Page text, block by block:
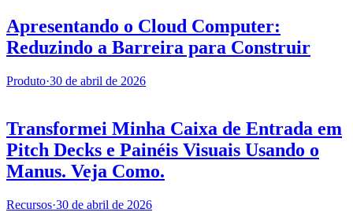
Apresentando o Cloud Computer:
Reduzindo a Barreira para Construir
Produto·30 de abril de 2026
Transformei Minha Caixa de Entrada em
Pitch Decks e Painéis Visuais Usando o
Manus. Veja Como.
Recursos·30 de abril de 2026